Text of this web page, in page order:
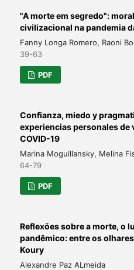
"A morte em segredo":
civilizacional na pandemia
Fanny Longa Romero, Raoni
39-63
PDF
Confianza, miedo y
experiencias personales de
COVID-19
Marina Moguillansky, Melina
64-79
PDF
Reflexões sobre a morte, o
pandêmico: entre os
Koury
Alexandre Paz ALmeida